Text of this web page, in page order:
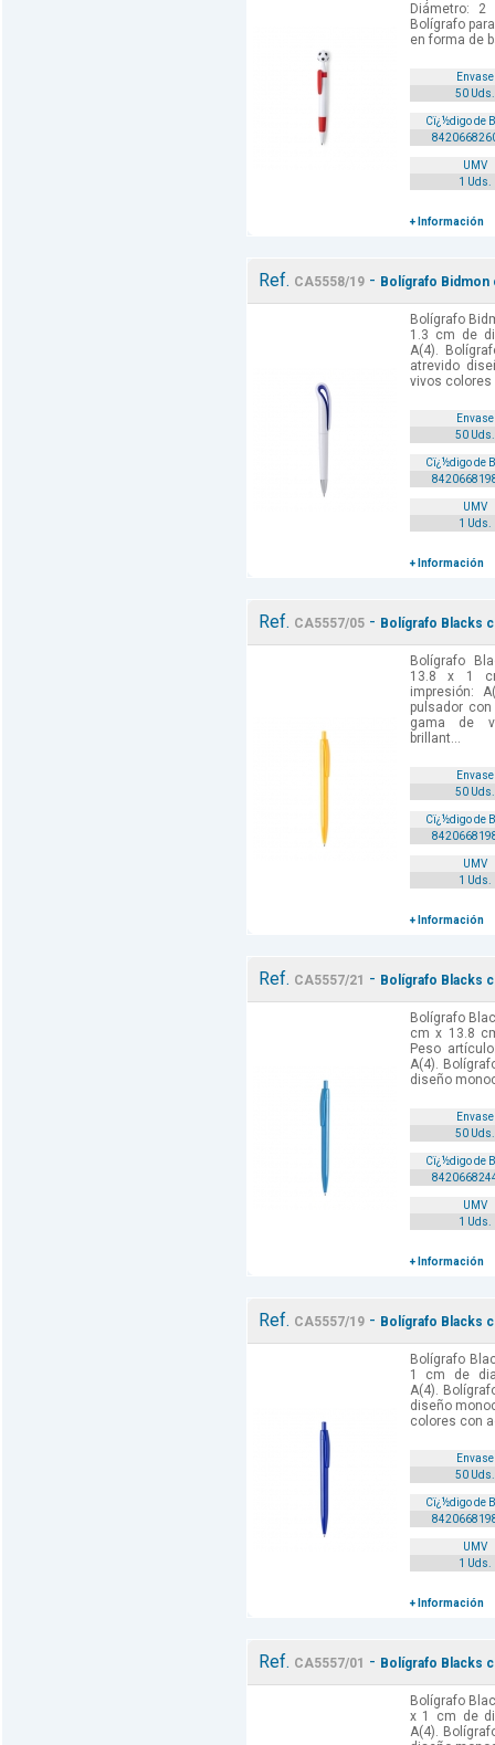
Diámetro:
Bolígrafo
en forma de
Envase
50 Uds.
Cï¿½digo de
UMV
1 Uds.
+ Información
Ref. CA5558/19- Bolígrafo Bidmon
Bolígrafo
1.3 cm de
A(4).
atrevido
vivos colores
Envase
50 Uds.
Cï¿½digo de
UMV
1 Uds.
+ Información
Ref. CA5557/05- Bolígrafo Blacks
Bolígrafo
13.8 x 1
impresión:
pulsador
gama de
brillant...
Envase
50 Uds.
Cï¿½digo de
UMV
1 Uds.
+ Información
Ref. CA5557/21 - Bolígrafo Blacks
Bolígrafo
cm x 13.8
Peso
A(4).
diseño
Envase
50 Uds.
Cï¿½digo de
UMV
1 Uds.
+ Información
Ref. CA5557/19- Bolígrafo Blacks
Bolígrafo
1 cm de
A(4).
diseño
colores con
Envase
50 Uds.
Cï¿½digo de
UMV
1 Uds.
+ Información
Ref. CA5557/01 - Bolígrafo Blacks
Bolígrafo
x 1 cm de
A(4).